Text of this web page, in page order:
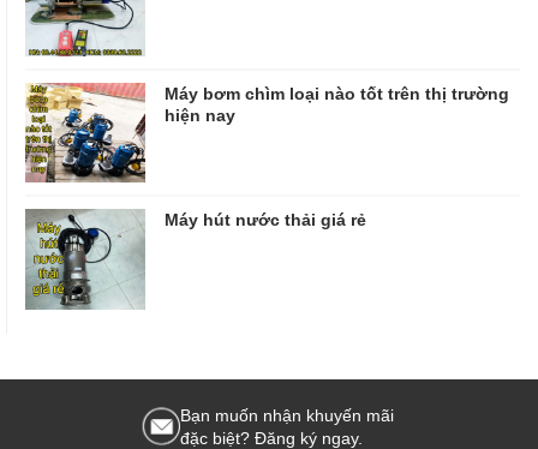
Máy bơm chìm loại nào tốt trên thị trường
hiện nay
Máy hút nước thải giá rẻ
Bạn muốn nhận khuyến mãi
đặc biệt? Đăng ký ngay.